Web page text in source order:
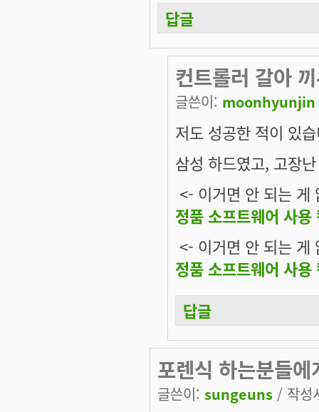
답글
컨트롤러 갈아
글쓴이: moonhyunjin
저도 성공한 적이 있
삼성 하드였고, 고장
<- 이거면 안 되는 게
정품 소프트웨어 사용
<- 이거면 안 되는 게
정품 소프트웨어 사용
답글
포렌식 하는분들
글쓴이: sungeuns / 작성